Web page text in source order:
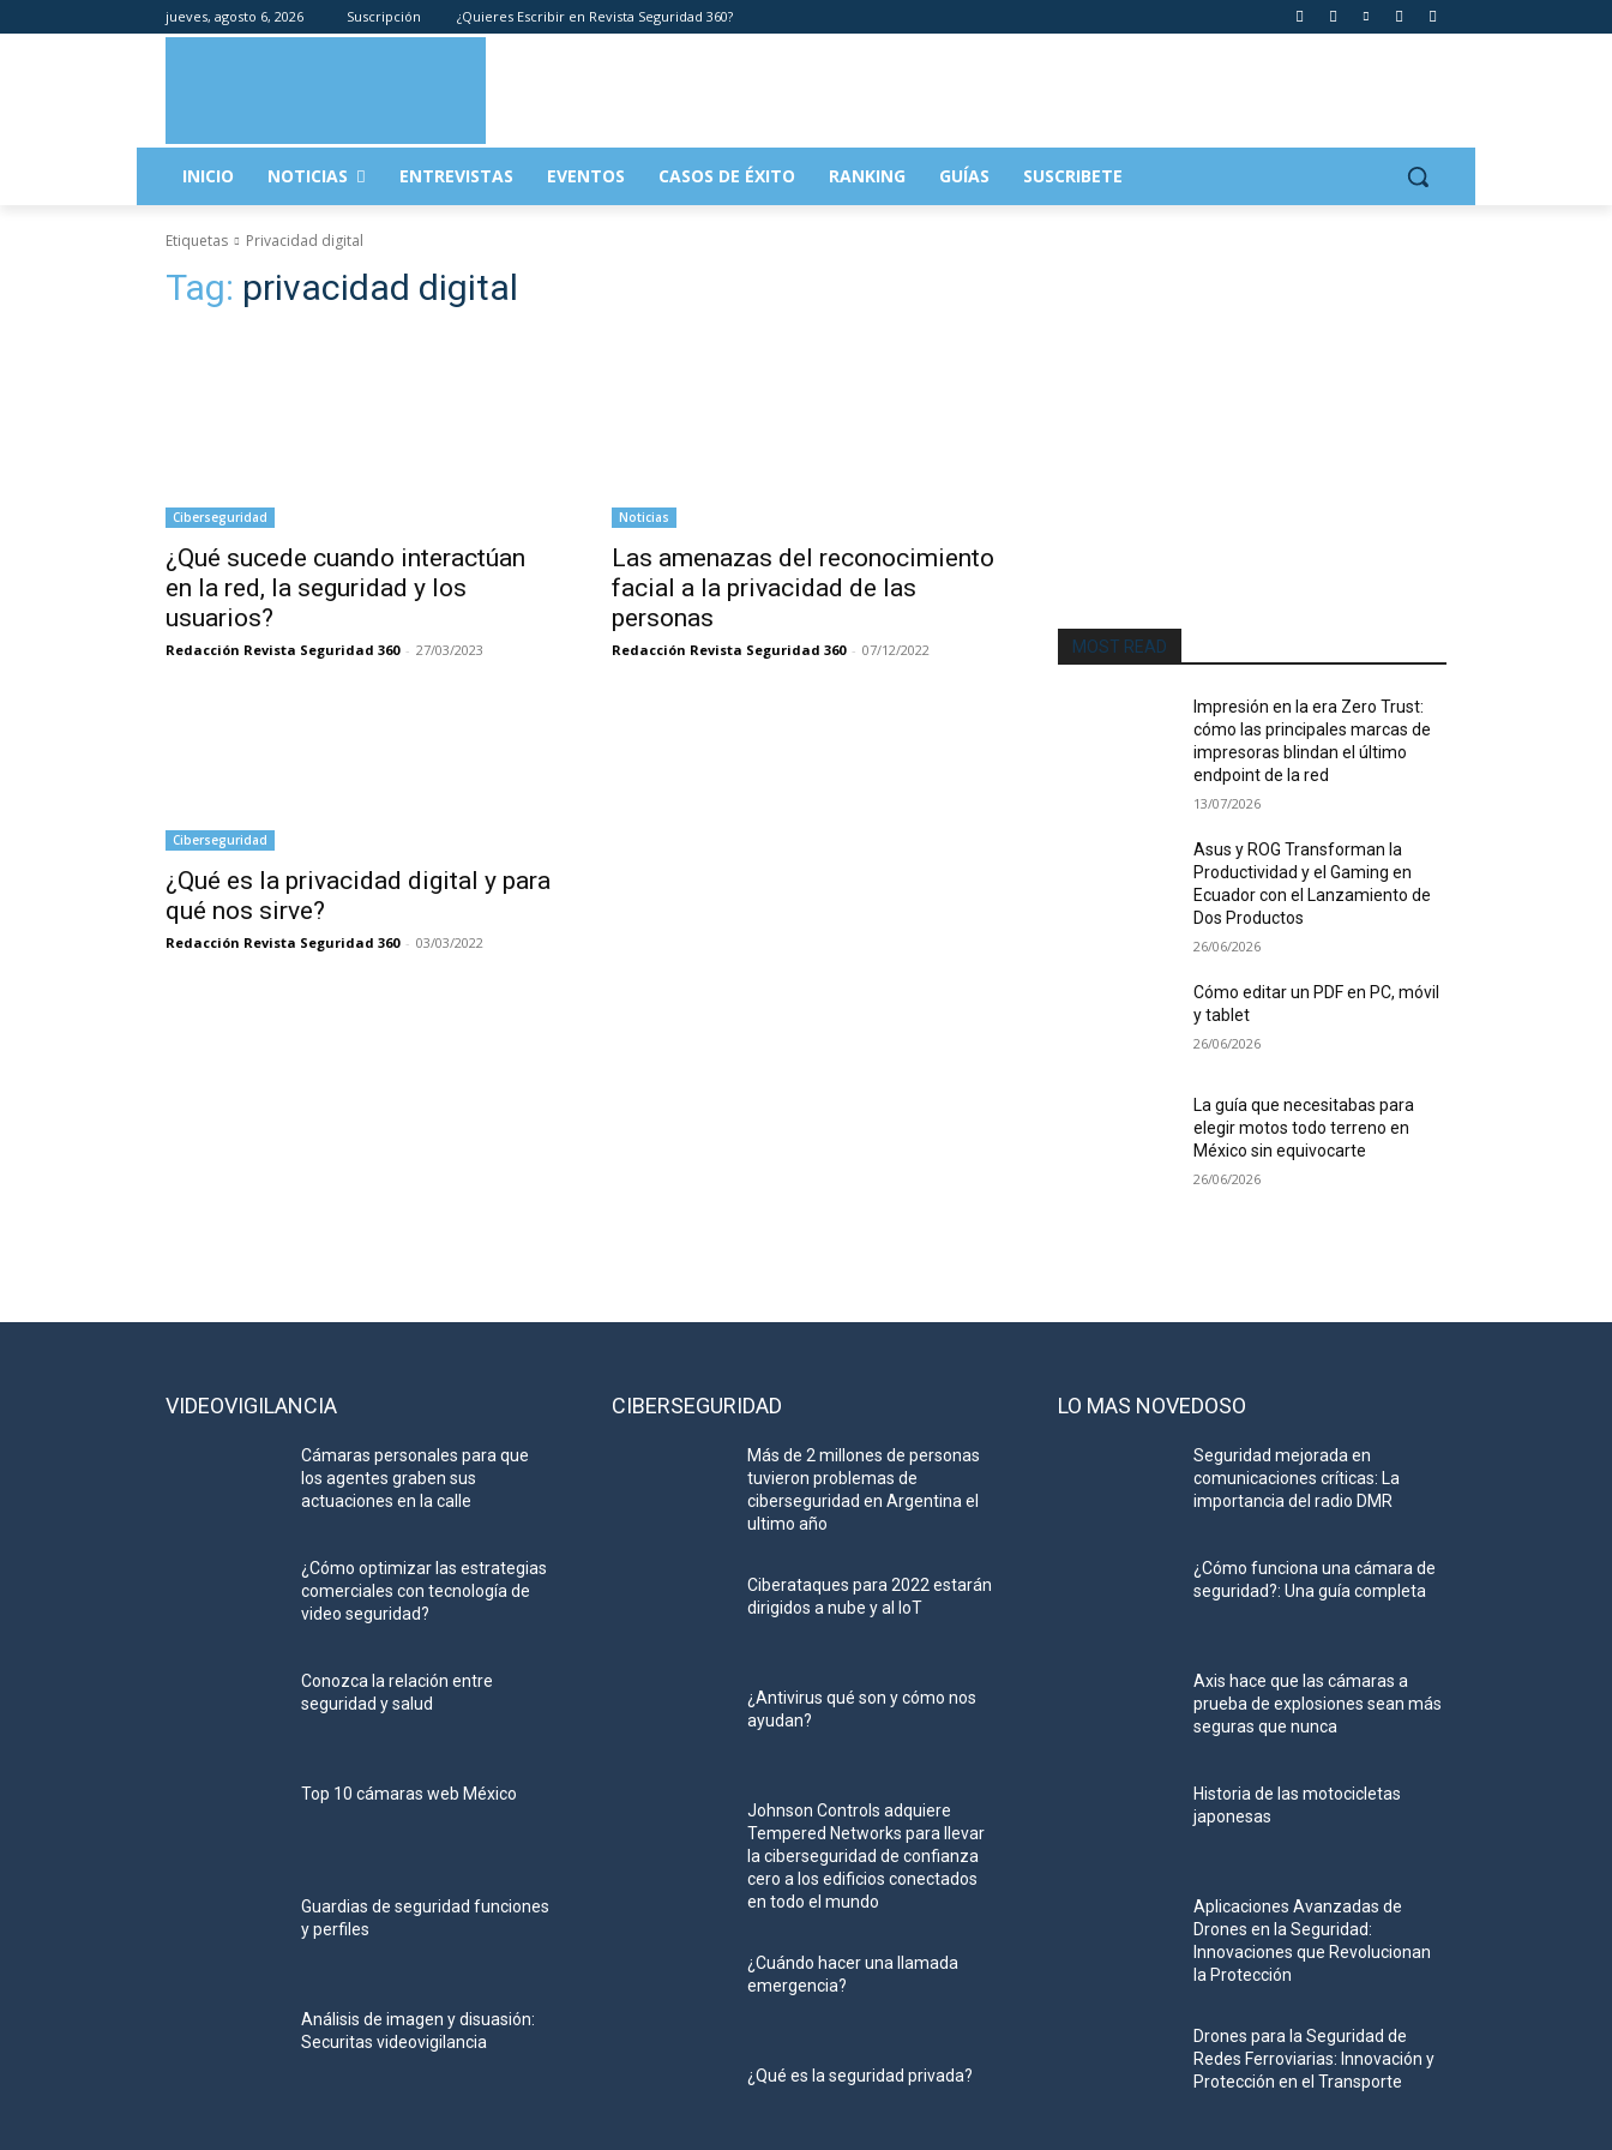
jueves, agosto 6, 2026 Suscripción ¿Quieres Escribir en Revista Seguridad 360?
INICIO NOTICIAS ENTREVISTAS EVENTOS CASOS DE ÉXITO RANKING GUÍAS SUSCRIBETE
Etiquetas Privacidad digital
Tag: privacidad digital
Ciberseguridad
¿Qué sucede cuando interactúan
en la red, la seguridad y los
usuarios?
Redacción Revista Seguridad 360 - 27/03/2023
Noticias
Las amenazas del reconocimiento
facial a la privacidad de las
personas
Redacción Revista Seguridad 360 - 07/12/2022
Ciberseguridad
¿Qué es la privacidad digital y para
qué nos sirve?
Redacción Revista Seguridad 360 - 03/03/2022
MOST READ
Impresión en la era Zero Trust:
cómo las principales marcas de
impresoras blindan el último
endpoint de la red
13/07/2026
Asus y ROG Transforman la
Productividad y el Gaming en
Ecuador con el Lanzamiento de
Dos Productos
26/06/2026
Cómo editar un PDF en PC, móvil
y tablet
26/06/2026
La guía que necesitabas para
elegir motos todo terreno en
México sin equivocarte
26/06/2026
VIDEOVIGILANCIA
Cámaras personales para que
los agentes graben sus
actuaciones en la calle
¿Cómo optimizar las estrategias
comerciales con tecnología de
video seguridad?
Conozca la relación entre
seguridad y salud
Top 10 cámaras web México
Guardias de seguridad funciones
y perfiles
Análisis de imagen y disuasión:
Securitas videovigilancia
CIBERSEGURIDAD
Más de 2 millones de personas
tuvieron problemas de
ciberseguridad en Argentina el
ultimo año
Ciberataques para 2022 estarán
dirigidos a nube y al IoT
¿Antivirus qué son y cómo nos
ayudan?
Johnson Controls adquiere
Tempered Networks para llevar
la ciberseguridad de confianza
cero a los edificios conectados
en todo el mundo
¿Cuándo hacer una llamada
emergencia?
¿Qué es la seguridad privada?
LO MAS NOVEDOSO
Seguridad mejorada en
comunicaciones críticas: La
importancia del radio DMR
¿Cómo funciona una cámara de
seguridad?: Una guía completa
Axis hace que las cámaras a
prueba de explosiones sean más
seguras que nunca
Historia de las motocicletas
japonesas
Aplicaciones Avanzadas de
Drones en la Seguridad:
Innovaciones que Revolucionan
la Protección
Drones para la Seguridad de
Redes Ferroviarias: Innovación y
Protección en el Transporte